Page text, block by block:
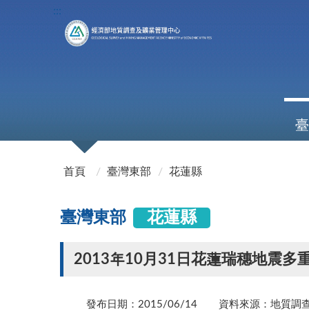
:::
首頁
臺灣東部 花蓮縣
臺灣東部 花蓮縣
2013年10月31日花蓮瑞穗地震多
發布日期：2015/06/14 資料來源：地質調